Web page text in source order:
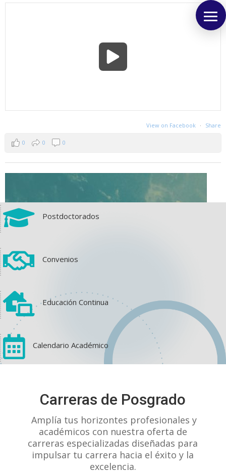
View on Facebook · Share
0 0 0
1 0
 Postdoctorados
 Convenios
 Educación Continua
 Calendario Académico
Carreras de Posgrado
Amplía tus horizontes profesionales y
académicos con nuestra oferta de
carreras especializadas diseñadas para
impulsar tu carrera hacia el éxito y la
excelencia.